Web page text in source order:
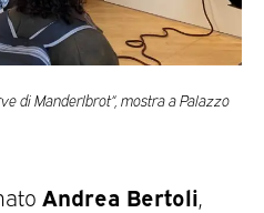
di Manderlbrot“, mostra a Palazzo
Andrea Bertoli